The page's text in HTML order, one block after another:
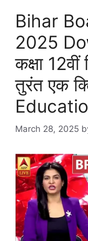
Bihar
2025
कक्षा
तुरंत एक
March 28, 2025